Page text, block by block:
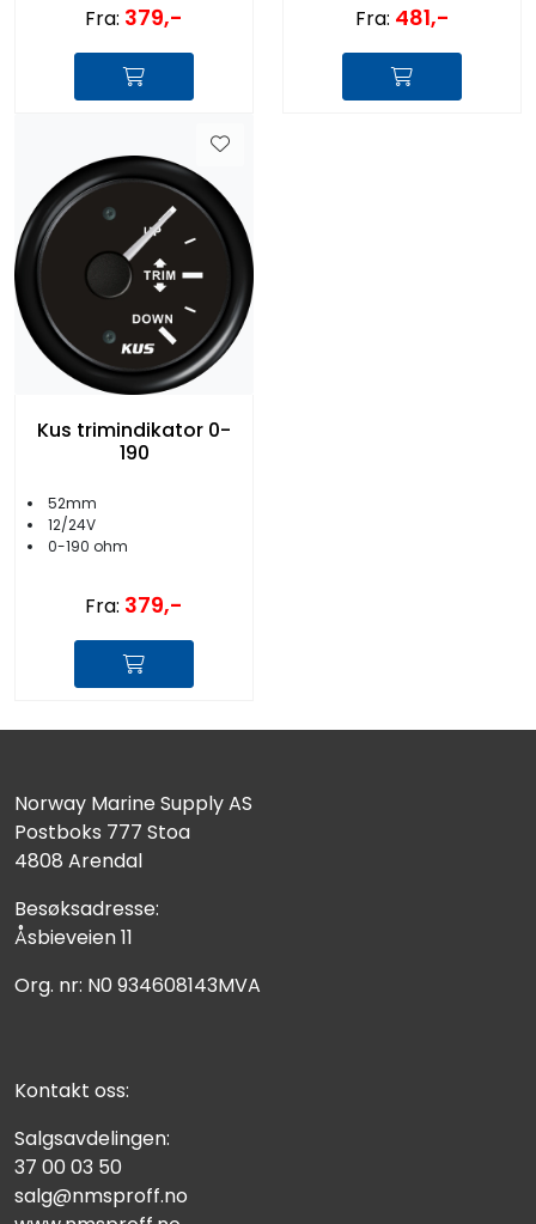
Fra: 379,- Fra: 481,-
Kus trimindikator 0-
190
52mm
12/24V
0-190 ohm
Fra: 379,-
Norway Marine Supply AS
Postboks 777 Stoa
4808 Arendal
Besøksadresse:
Åsbieveien 11
Org. nr: N0 934608143MVA
Kontakt oss:
Salgsavdelingen:
37 00 03 50
salg@nmsproff.no